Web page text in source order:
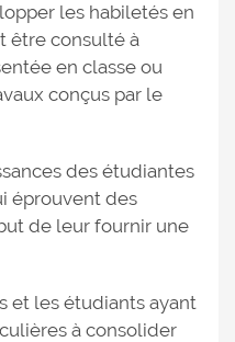
les habiletés en
être consulté à
en classe ou
conçus par le
des étudiantes
éprouvent des
de leur fournir une
et les étudiants ayant
à consolider